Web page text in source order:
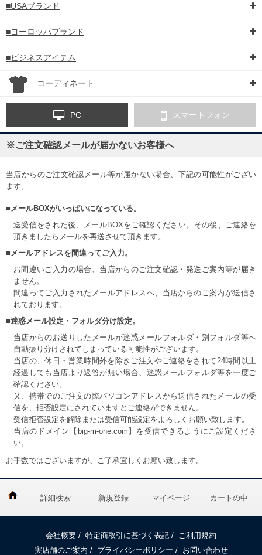
■USAブランド
■ヨーロッパブランド
■ビジネスアイテム
コーディネート
PC スマートフォン
※ご注文確認メールが届かないお客様へ
当店からのご注文確認メール等が届かない場合、下記の可能性がござい
ます。
■メールBOXがいっぱいになっている。
送受信をされた後、メールBOXをご確認ください。その後、ご連絡を
頂きましたらメールを再送させて頂きます。
■メールアドレスを間違ってご入力。
お間違いご入力の場合、当店からのご注文確認・発送ご案内等が届き
ません。
間違ってご入力されたメールアドレスへ、当店からのご案内が送信さ
れております。
■迷惑メール設定・フォルダ分け設定。
当店からのお送りしたメールが迷惑メールフォルダ・別フォルダ等へ
自動振り分けされてしまっている可能性がございます。
当店の、休日・営業時間外を除きご注文やご連絡をされて24時間以上
経過しても当店より返答が無い場合、迷惑メールフォルダ等を一度ご
確認ください。
又、携帯でのご注文の際パソコンアドレスから送信されたメールの受
信を、拒否設定にされていますとご連絡ができません。
受信拒否設定を解除または受信可能設定をよろしくお願い致します。
当店のドメイン【big-m-one.com】を受信できるようにご設定くださ
い。
お手数ではございますが、ご了承宜しくお願い致します。
詳細検索 新規登録 マイページ カートの中
会社概要 / 特定商取引に基づく表記 /
ご利用規約
実店舗のご案内 / プライバシーポリシー / お問い合わせ